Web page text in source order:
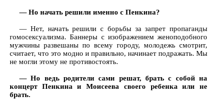
— Но начать решили именно с Пенкина?
— Нет, начать решили с борьбы за запрет пропаганды
гомосексуализма. Баннеры с изображением женоподобного
мужчины развешаны по всему городу, молодежь смотрит,
считает, что это модно и правильно, начинает подражать. Мы
не могли этому не противостоять.
— Но ведь родители сами решат, брать с собой на
концерт Пенкина и Моисеева своего ребенка или не
брать.